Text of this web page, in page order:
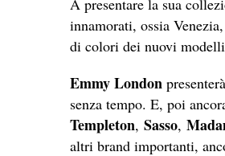
innamorati, ossia
di colori dei nuovi
Emmy London
senza tempo. E, poi
Templeton, Sasso,
altri brand importanti,